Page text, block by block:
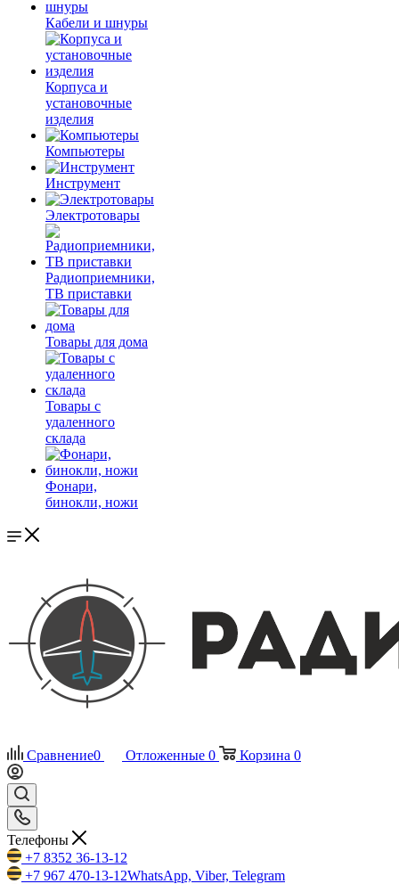
Кабели и шнуры
Корпуса и
установочные
изделия
Компьютеры
Инструмент
Электротовары
Радиоприемники,
ТВ приставки
Товары для дома
Товары с
удаленного
склада
Фонари,
бинокли, ножи
Сравнение0 Отложенные 0 Корзина 0
Телефоны
+7 8352 36-13-12
+7 967 470-13-12WhatsApp, Viber, Telegram